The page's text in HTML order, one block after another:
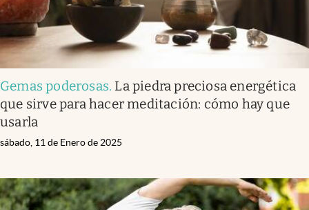
Gemas poderosas. La piedra preciosa energética
que sirve para hacer meditación: cómo hay que
usarla
sábado, 11 de Enero de 2025